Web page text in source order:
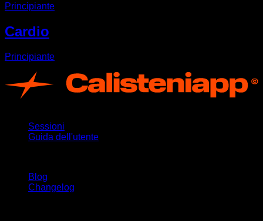
Principiante
Cardio
Principiante
Sessioni
Guida dell'utente
Blog
Changelog